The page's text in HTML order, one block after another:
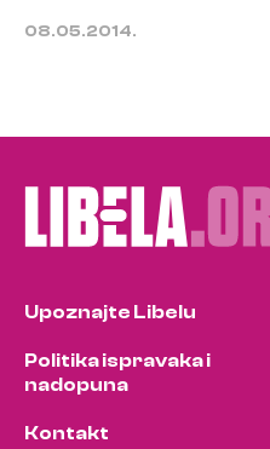
08.05.2014.
Upoznajte Libelu
Politika ispravaka i
nadopuna
Kontakt